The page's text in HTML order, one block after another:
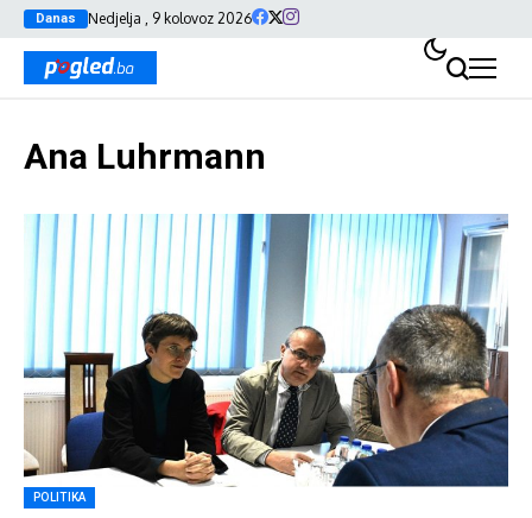
Danas Nedjelja , 9 kolovoz 2026
Ana Luhrmann
POLITIKA